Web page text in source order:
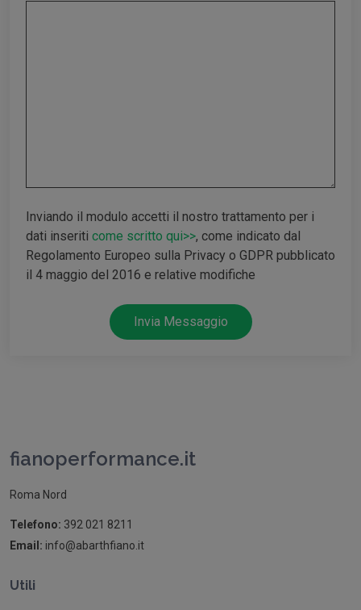
Inviando il modulo accetti il nostro trattamento per i
dati inseriti come scritto qui>>, come indicato dal
Regolamento Europeo sulla Privacy o GDPR pubblicato
il 4 maggio del 2016 e relative modifiche
Invia Messaggio
fianoperformance.it
Roma Nord
Telefono: 392 021 8211
Email: info@abarthfiano.it
Utili